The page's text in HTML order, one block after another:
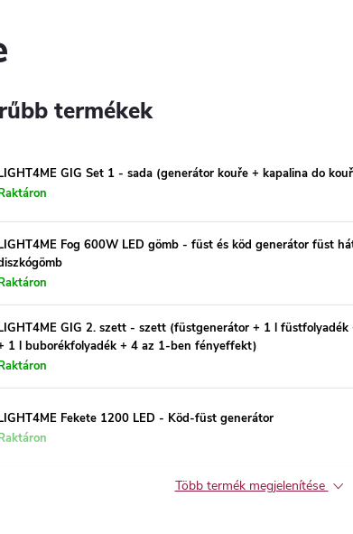
termékek
GIG Set 1 - sada (generátor kouře + kapalina do
Fog 600W LED gömb - füst és köd generátor füst
GIG 2. szett - szett (füstgenerátor + 1 l füstfolyadék
1 l buborékfolyadék + 4 az 1-ben fényeffekt)
Fekete 1200 LED - Köd-füst generátor
Több termék megjelenítése